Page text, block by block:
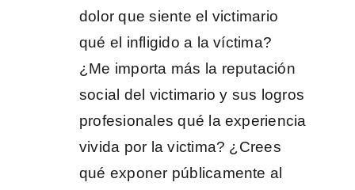
dolor que siente el victimario
qué el infligido a la víctima?
¿Me importa más la reputación
social del victimario y sus logros
profesionales qué la experiencia
vivida por la victima? ¿Crees
qué exponer públicamente al